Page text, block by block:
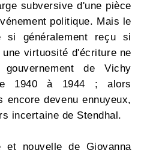
subversive d'une pièce
politique. Mais le
si généralement reçu si
virtuosité d'écriture ne
de Vichy
1940 à 1944 ; alors
encore devenu ennuyeux,
incertaine de Stendhal.
et nouvelle de Giovanna